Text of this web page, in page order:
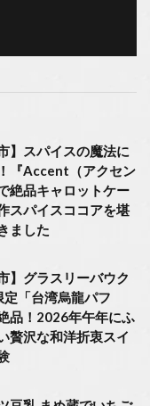
】スパイスの魔法に
『Accent（アクセン
絶品キャロットケー
スパイスココアを堪
ました
】グラスリーバウク
定「台湾烏龍パフ
品！2026年午年にふ
贅沢な和洋折衷スイ